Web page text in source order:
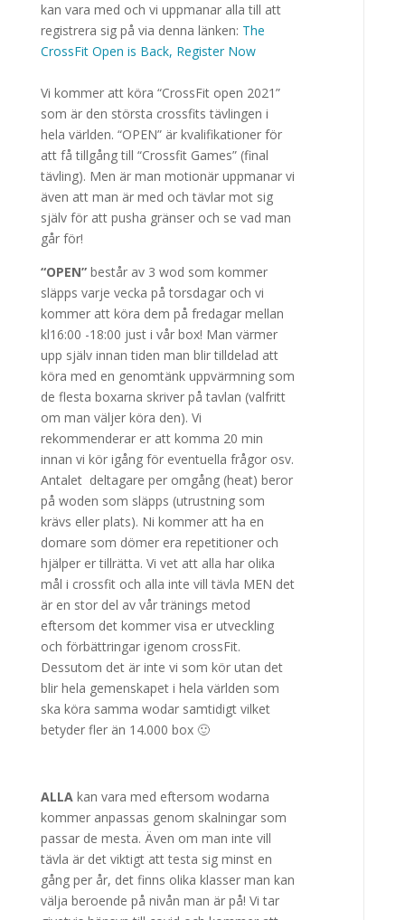
kan vara med och vi uppmanar alla till att
registrera sig på via denna länken: The
CrossFit Open is Back, Register Now
Vi kommer att köra “CrossFit open 2021”
som är den största crossfits tävlingen i
hela världen. “OPEN” är kvalifikationer för
att få tillgång till “Crossfit Games” (final
tävling). Men är man motionär uppmanar vi
även att man är med och tävlar mot sig
själv för att pusha gränser och se vad man
går för!
“OPEN”består av 3 wod som kommer
släpps varje vecka på torsdagar och vi
kommer att köra dem på fredagar mellan
kl16:00 -18:00 just i vår box! Man värmer
upp själv innan tiden man blir tilldelad att
köra med en genomtänk uppvärmning som
de flesta boxarna skriver på tavlan (valfritt
om man väljer köra den). Vi
rekommenderar er att komma 20 min
innan vi kör igång för eventuella frågor osv.
Antalet deltagare per omgång (heat) beror
på woden som släpps (utrustning som
krävs eller plats). Ni kommer att ha en
domare som dömer era repetitioner och
hjälper er tillrätta. Vi vet att alla har olika
mål i crossfit och alla inte vill tävla MEN det
är en stor del av vår tränings metod
eftersom det kommer visa er utveckling
och förbättringar igenom crossFit.
Dessutom det är inte vi som kör utan det
blir hela gemenskapet i hela världen som
ska köra samma wodar samtidigt vilket
betyder fler än 14.000 box 🙂
ALLAkan vara med eftersom wodarna
kommer anpassas genom skalningar som
passar de mesta. Även om man inte vill
tävla är det viktigt att testa sig minst en
gång per år, det finns olika klasser man kan
välja beroende på nivån man är på! Vi tar